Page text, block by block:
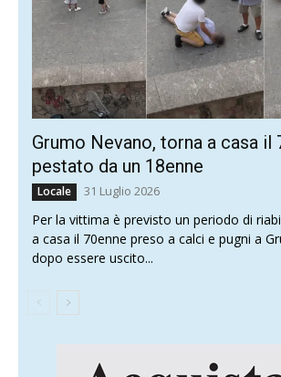
Grumo Nevano, torna a casa il
pestato da un 18enne
Locale 31 Luglio 2026
Per la vittima è previsto un periodo di
a casa il 70enne preso a calci e pugni a
dopo essere uscito...